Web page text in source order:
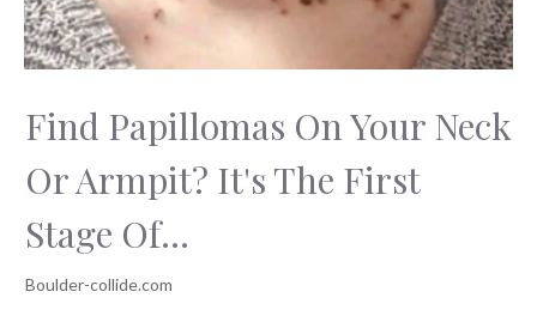
Find Papillomas On Your Neck
Or Armpit? It's The First
Stage Of...